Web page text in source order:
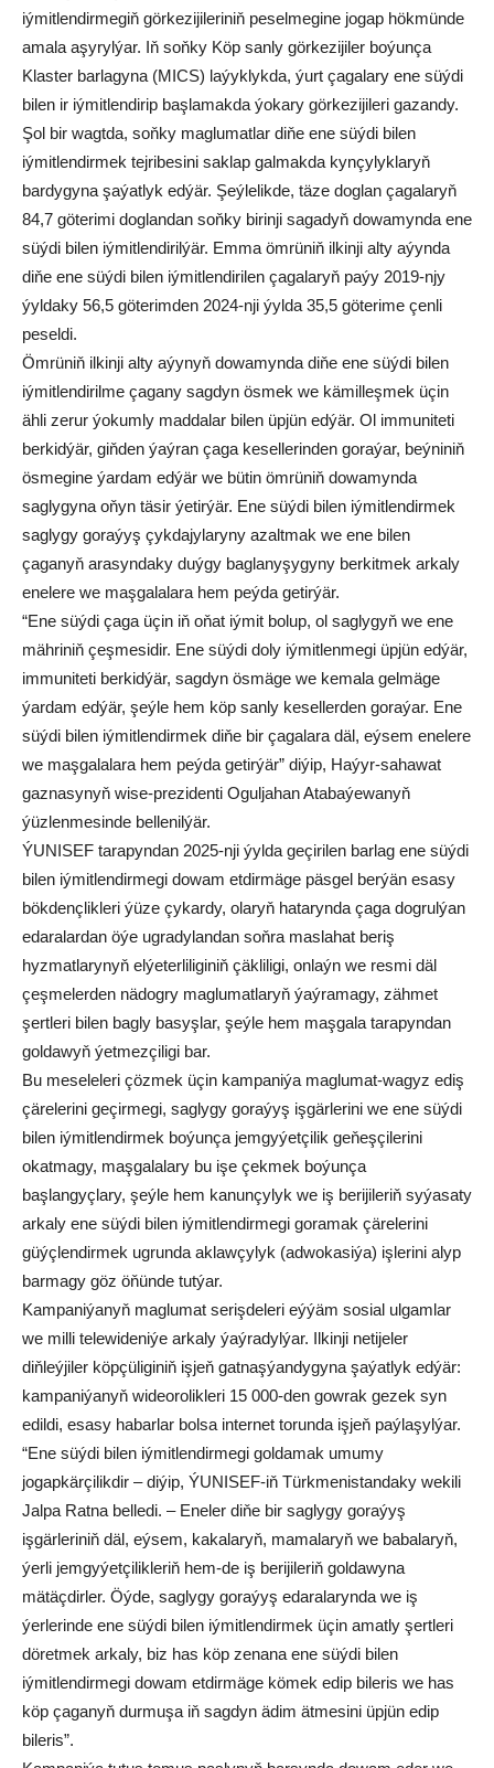
iýmitlendirmegiň görkezijileriniň peselmegine jogap hökmünde
amala aşyrylýar. Iň soňky Köp sanly görkezijiler boýunça
Klaster barlagyna (MICS) laýyklykda, ýurt çagalary ene süýdi
bilen ir iýmitlendirip başlamakda ýokary görkezijileri gazandy.
Şol bir wagtda, soňky maglumatlar diňe ene süýdi bilen
iýmitlendirmek tejribesini saklap galmakda kynçylyklaryň
bardygyna şaýatlyk edýär. Şeýlelikde, täze doglan çagalaryň
84,7 göterimi doglandan soňky birinji sagadyň dowamynda ene
süýdi bilen iýmitlendirilýär. Emma ömrüniň ilkinji alty aýynda
diňe ene süýdi bilen iýmitlendirilen çagalaryň paýy 2019-njy
ýyldaky 56,5 göterimden 2024-nji ýylda 35,5 göterime çenli
peseldi.
Ömrüniň ilkinji alty aýynyň dowamynda diňe ene süýdi bilen
iýmitlendirilme çagany sagdyn ösmek we kämilleşmek üçin
ähli zerur ýokumly maddalar bilen üpjün edýär. Ol immuniteti
berkidýär, giňden ýaýran çaga kesellerinden goraýar, beýniniň
ösmegine ýardam edýär we bütin ömrüniň dowamynda
saglygyna oňyn täsir ýetirýär. Ene süýdi bilen iýmitlendirmek
saglygy goraýyş çykdajylaryny azaltmak we ene bilen
çaganyň arasyndaky duýgy baglanyşygyny berkitmek arkaly
enelere we maşgalalara hem peýda getirýär.
“Ene süýdi çaga üçin iň oňat iýmit bolup, ol saglygyň we ene
mähriniň çeşmesidir. Ene süýdi doly iýmitlenmegi üpjün edýär,
immuniteti berkidýär, sagdyn ösmäge we kemala gelmäge
ýardam edýär, şeýle hem köp sanly kesellerden goraýar. Ene
süýdi bilen iýmitlendirmek diňe bir çagalara däl, eýsem enelere
we maşgalalara hem peýda getirýär” diýip, Haýyr-sahawat
gaznasynyň wise-prezidenti Oguljahan Atabaýewanyň
ýüzlenmesinde bellenilýär.
ÝUNISEF tarapyndan 2025-nji ýylda geçirilen barlag ene süýdi
bilen iýmitlendirmegi dowam etdirmäge päsgel berýän esasy
bökdençlikleri ýüze çykardy, olaryň hatarynda çaga dogrulýan
edaralardan öýe ugradylandan soňra maslahat beriş
hyzmatlarynyň elýeterliliginiň çäkliligi, onlaýn we resmi däl
çeşmelerden nädogry maglumatlaryň ýaýramagy, zähmet
şertleri bilen bagly basyşlar, şeýle hem maşgala tarapyndan
goldawyň ýetmezçiligi bar.
Bu meseleleri çözmek üçin kampaniýa maglumat-wagyz ediş
çärelerini geçirmegi, saglygy goraýyş işgärlerini we ene süýdi
bilen iýmitlendirmek boýunça jemgyýetçilik geňeşçilerini
okatmagy, maşgalalary bu işe çekmek boýunça
başlangyçlary, şeýle hem kanunçylyk we iş berijileriň syýasaty
arkaly ene süýdi bilen iýmitlendirmegi goramak çärelerini
güýçlendirmek ugrunda aklawçylyk (adwokasiýa) işlerini alyp
barmagy göz öňünde tutýar.
Kampaniýanyň maglumat serişdeleri eýýäm sosial ulgamlar
we milli telewideniýe arkaly ýaýradylýar. Ilkinji netijeler
diňleýjiler köpçüliginiň işjeň gatnaşýandygyna şaýatlyk edýär:
kampaniýanyň wideorolikleri 15 000-den gowrak gezek syn
edildi, esasy habarlar bolsa internet torunda işjeň paýlaşylýar.
“Ene süýdi bilen iýmitlendirmegi goldamak umumy
jogapkärçilikdir – diýip, ÝUNISEF-iň Türkmenistandaky wekili
Jalpa Ratna belledi. – Eneler diňe bir saglygy goraýyş
işgärleriniň däl, eýsem, kakalaryň, mamalaryň we babalaryň,
ýerli jemgyýetçilikleriň hem-de iş berijileriň goldawyna
mätäçdirler. Öýde, saglygy goraýyş edaralarynda we iş
ýerlerinde ene süýdi bilen iýmitlendirmek üçin amatly şertleri
döretmek arkaly, biz has köp zenana ene süýdi bilen
iýmitlendirmegi dowam etdirmäge kömek edip bileris we has
köp çaganyň durmuşa iň sagdyn ädim ätmesini üpjün edip
bileris”.